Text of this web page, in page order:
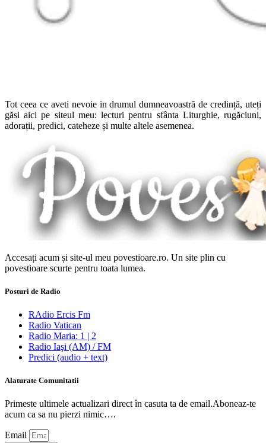
Tot ceea ce aveti nevoie in drumul dumneavoastră de credință, uteți
găsi aici pe siteul meu: lecturi pentru sfânta Liturghie, rugăciuni,
adorații, predici, cateheze și multe altele asemenea.
Accesați acum și site-ul meu povestioare.ro. Un site plin cu
povestioare scurte pentru toata lumea.
Posturi de Radio
RAdio Ercis Fm
Radio Vatican
Radio Maria: 1 | 2
Radio Iaşi (AM) / FM
Predici (audio + text)
Alaturate Comunitatii
Primeste ultimele actualizari direct în casuta ta de email.Aboneaz-te
acum ca sa nu pierzi nimic….
Email